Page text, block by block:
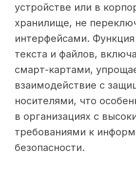
устройстве или в
хранилище, не
интерфейсами.
текста и файлов,
смарт-картами,
взаимодействие с
носителями, что
в организациях с
требованиями к
безопасности.